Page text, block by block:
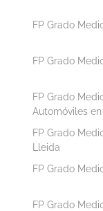
FP Grado
FP Grado
FP Grado
Automóviles
FP Grado
Lleida
FP Grado
FP Grado